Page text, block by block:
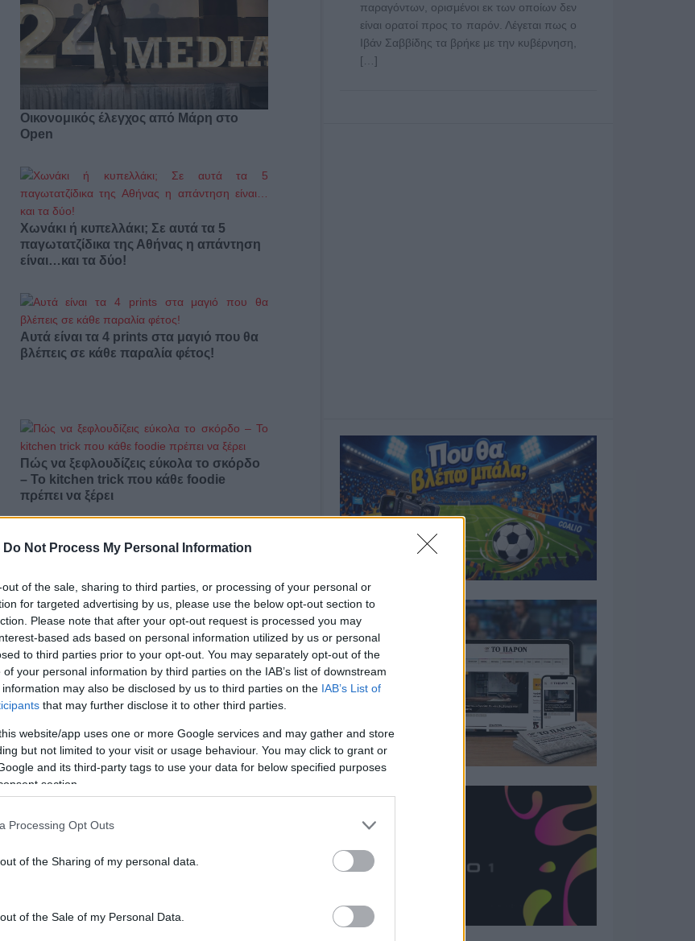
Do Not Process My Personal Information
of the sale, sharing to third parties, or processing of your personal or
for targeted advertising by us, please use the below opt-out section to
Please note that after your opt-out request is processed you may
based ads based on personal information utilized by us or personal
to third parties prior to your opt-out. You may separately opt-out of the
your personal information by third parties on the IAB’s list of downstream
may also be disclosed by us to third parties on the IAB’s List of
that may further disclose it to other third parties.
website/app uses one or more Google services and may gather and store
but not limited to your visit or usage behaviour. You may click to grant or
and its third-party tags to use your data for below specified purposes
section.
Processing Opt Outs
of the Sharing of my personal data.
of the Sale of my Personal Data.
Οικονομικός έλεγχος από Μάρη στο
Open
Χωνάκι ή κυπελλάκι; Σε αυτά τα 5
παγωτατζίδικα της Αθήνας η απάντηση
είναι…και τα δύο!
Αυτά είναι τα 4 prints στα μαγιό που θα
βλέπεις σε κάθε παραλία φέτος!
Πώς να ξεφλουδίζεις εύκολα το σκόρδο
– Το kitchen trick που κάθε foodie
πρέπει να ξέρει
Τηλεοπτικά «Μαγειρέματα», Ψηφιακοί
Πόλεμοι και ένα… Τσουνάμι Αλλαγών: Η
Εβδομάδα που Ανακάτεψε την
Τράπουλα των Ελληνικών Media
ΤΣΟΥΝΑΜΙ ψηφιακής οργής…
συμπαρασύρει την κυβέρνηση
Ο καιρός των επομένων ημερών:
βοριάδες και σταδιακή άνοδο της
παραγόντων, ορισμένοι εκ των οποίων δεν
είναι ορατοί προς το παρόν. Λέγεται πως ο
Ιβάν Σαββίδης τα βρήκε με την κυβέρνηση,
[…]